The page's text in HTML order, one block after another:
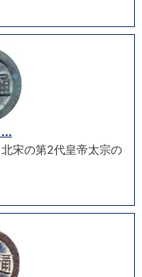
宋の第2代皇帝太宗の